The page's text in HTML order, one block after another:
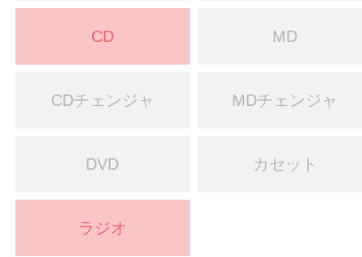
CD MD
CDチェンジャ MDチェンジャ
DVD カセット
ラジオ